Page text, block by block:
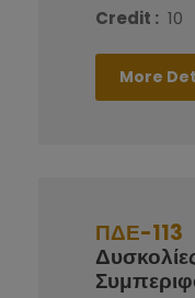
Credit : 10
More
ΠΔΕ-113